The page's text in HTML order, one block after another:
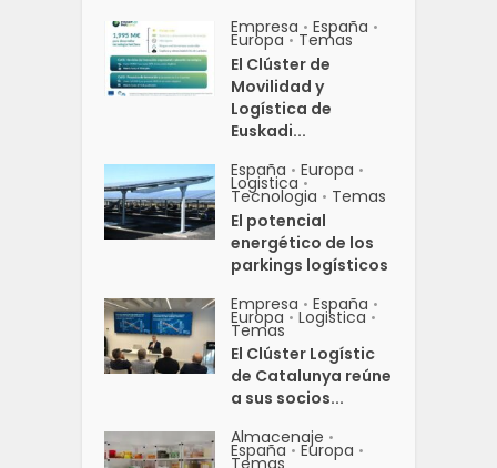
Empresa • España •
Europa • Temas
El Clúster de
Movilidad y
Logística de
Euskadi...
España • Europa •
Logistica •
Tecnologia • Temas
El potencial
energético de los
parkings logísticos
Empresa • España •
Europa • Logistica •
Temas
El Clúster Logístic
de Catalunya reúne
a sus socios...
Almacenaje •
España • Europa •
Temas